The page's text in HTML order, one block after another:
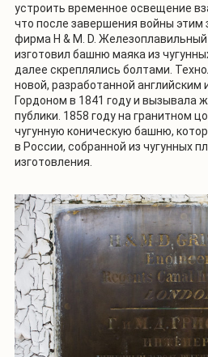
устроить временное освещение
что после завершения войны этим
фирма H & M D .
изготовил башню маяка из
далее скреплялись болтами.
новой, разработанной
Гордоном в 1841 году и вызывала
публики. 1858 году на гранитном
чугунную коническую башню,
в России, собранной из чугунных
изготовления.